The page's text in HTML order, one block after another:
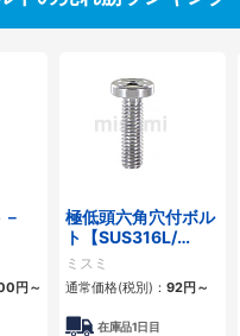
円 ～
極低頭六角穴付ボル
ト【SUS316L/
SUSXM7/
SCM435】
ミスミ
通常価格(税別)： 92円 ～
在庫品1日目